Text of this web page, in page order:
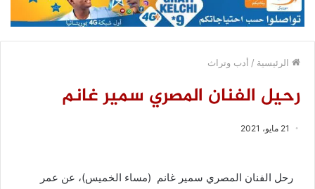
الرئيسية / أدب وتراث
رحيل الفنان المصري سمير غانم
21 مايو، 2021
رحل الفنان المصري سمير غانم (مساء الخميس)، عن عمر